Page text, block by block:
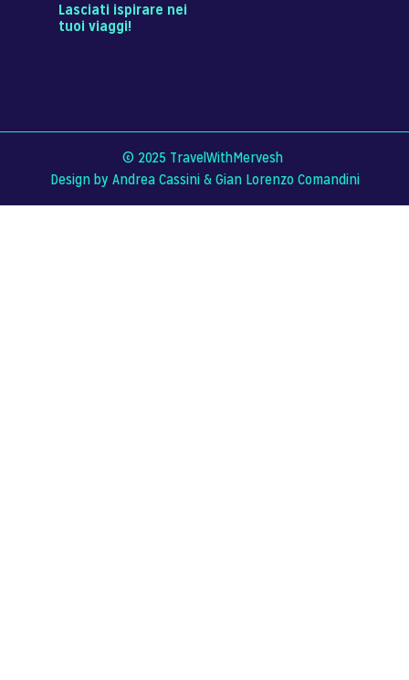
Lasciati ispirare nei
tuoi viaggi!
© 2025 TravelWithMervesh
Design by Andrea Cassini &Gian Lorenzo Comandini